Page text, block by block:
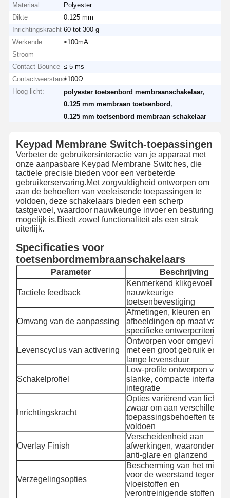
Materiaal
Polyester
Dikte
0.125 mm
Inrichtingskracht 60 tot 300 g
Werkende
Stroom
≤100mA
Contact Bounce ≤ 5 ms
Contactweerstand≤100Ω
Hoog licht:
polyester toetsenbord membraanschakelaar
0.125 mm membraan toetsenbord
0.125 mm toetsenbord membraan schakelaar
Keypad Membrane Switch-toepassingen
Verbeter de gebruikersinteractie van je apparaat met
onze aanpasbare Keypad Membrane Switches, die
tactiele precisie bieden voor een verbeterde
gebruikerservaring.Met zorgvuldigheid ontworpen om
aan de behoeften van veeleisende toepassingen te
voldoen, deze schakelaars bieden een scherp
tastgevoel, waardoor nauwkeurige invoer en besturing
mogelijk is.Biedt zowel functionaliteit als een strak
uiterlijk.
Specificaties voor
toetsenbordmembraanschakelaars
Parameter Beschrijving
Tactiele feedback
Kenmerkend klikgevoel voor
nauwkeurige
toetsenbevestiging
Omvang van de aanpassing
Afmetingen, kleuren en
afbeeldingen op maat van
specifieke ontwerpcriteria
Levenscyclus van activering
Ontworpen voor
met een groot gebruik en
lange levensduur
Schakelprofiel
Low-profile ontwerpen voor
slanke, compacte interface
integratie
Inrichtingskracht
Opties variërend van licht tot
zwaar om aan verschillende
toepassingsbehoeften te
voldoen
Overlay Finish
Verscheidenheid aan
afwerkingen, waaronder
anti-glare en glanzend
Verzegelingsopties
Bescherming van het milieu
voor de weerstand tegen
vloeistoffen en
verontreinigende stoffen